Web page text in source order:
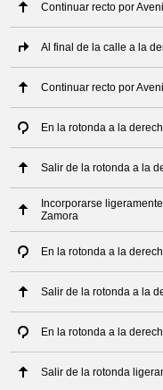
Continuar recto por
Al final de la calle a la
Continuar recto por
En la rotonda a la
Salir de la rotonda a la
Incorporarse
Zamora
En la rotonda a la
Salir de la rotonda a la
En la rotonda a la
Salir de la rotonda